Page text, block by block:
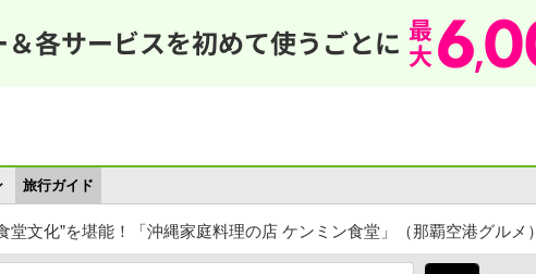
旅行ガイド
堂文化”を堪能！「沖縄家庭料理の店 ケンミン食堂」（那覇空港グルメ）